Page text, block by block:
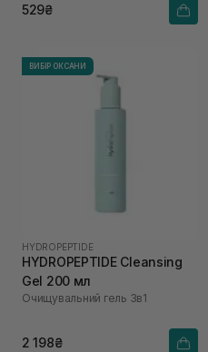
529₴
ВИБІР ОКСАНИ
HYDROPEPTIDE
HYDROPEPTIDE Cleansing
Gel 200 мл
Очищувальний гель 3в1
2 198₴